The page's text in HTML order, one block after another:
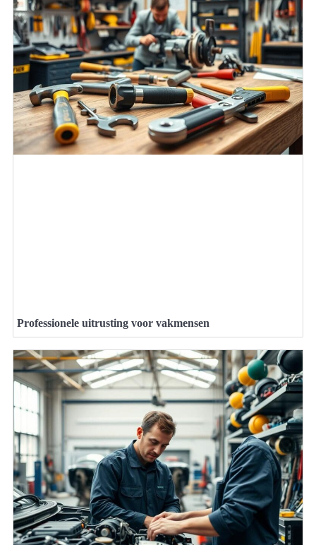
Professionele uitrusting voor vakmensen